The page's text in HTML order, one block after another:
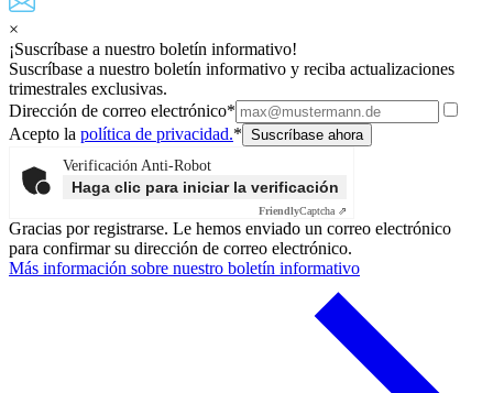
×
¡Suscríbase a nuestro boletín informativo!
Suscríbase a nuestro boletín informativo y reciba actualizaciones
trimestrales exclusivas.
Dirección de correo electrónico*
Acepto la política de privacidad.*
Verificación Anti-Robot
Haga clic para iniciar la verificación
FriendlyCaptcha ⇗
Gracias por registrarse. Le hemos enviado un correo electrónico
para confirmar su dirección de correo electrónico.
Más información sobre nuestro boletín informativo